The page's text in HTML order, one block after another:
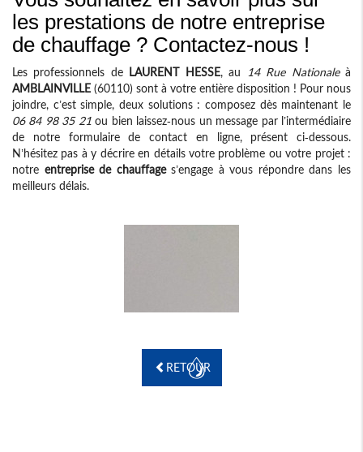
les prestations de notre entreprise
de chauffage ? Contactez-nous !
Les professionnels de LAURENT HESSE, au 14 Rue Nationaleà
AMBLAINVILLE (60110) sont à votre entière disposition ! Pour nous
joindre, c’est simple, deux solutions : composez dès maintenant le
06 84 98 35 21ou bien laissez-nous un message par l’intermédiaire
de notre formulaire de contact en ligne, présent ci-dessous.
N’hésitez pas à y décrire en détails votre problème ou votre projet :
notre entreprise de chauffages’engage à vous répondre dans les
meilleurs délais.
RETOUR